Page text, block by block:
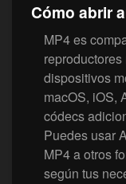
Cómo abrir
MP4 es
dispositivos
macOS, iOS,
códecs
Puedes usar
MP4 a otros
según tus